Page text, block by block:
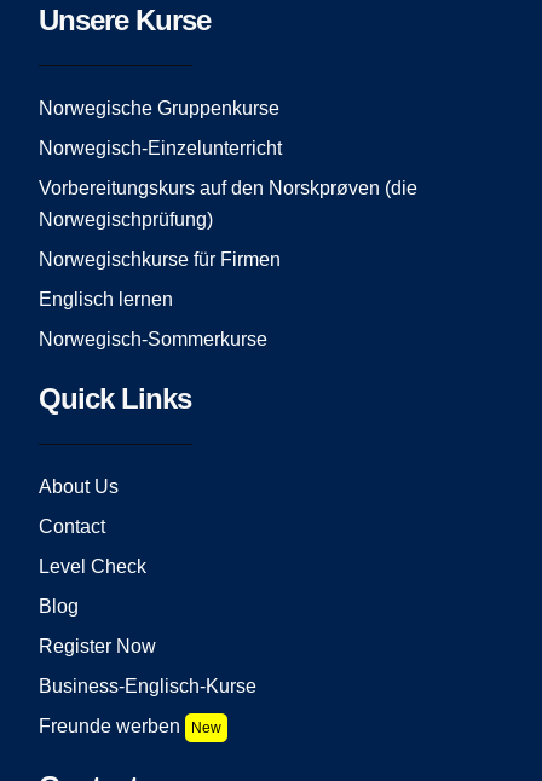
e
o
o
t
g
r
m
t
e
Unsere Kurse
Norwegische Gruppenkurse
Norwegisch-Einzelunterricht
Vorbereitungskurs auf den Norskprøven (die
Norwegischprüfung)
Norwegischkurse für Firmen
Englisch lernen
Norwegisch-Sommerkurse
Quick Links
About Us
Contact
Level Check
Blog
Register Now
Business-Englisch-Kurse
Freunde werben
New